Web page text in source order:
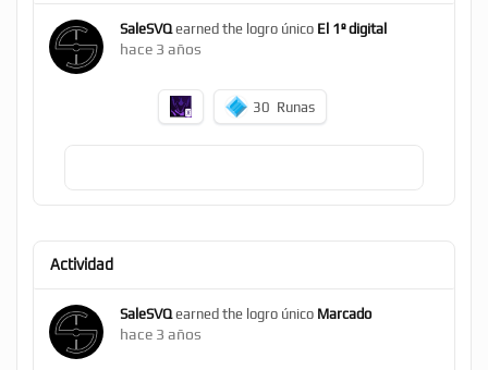
SaleSVQearned the logro único El 1º digital
hace 3 años
30 Runas
Actividad
SaleSVQearned the logro único Marcado
hace 3 años